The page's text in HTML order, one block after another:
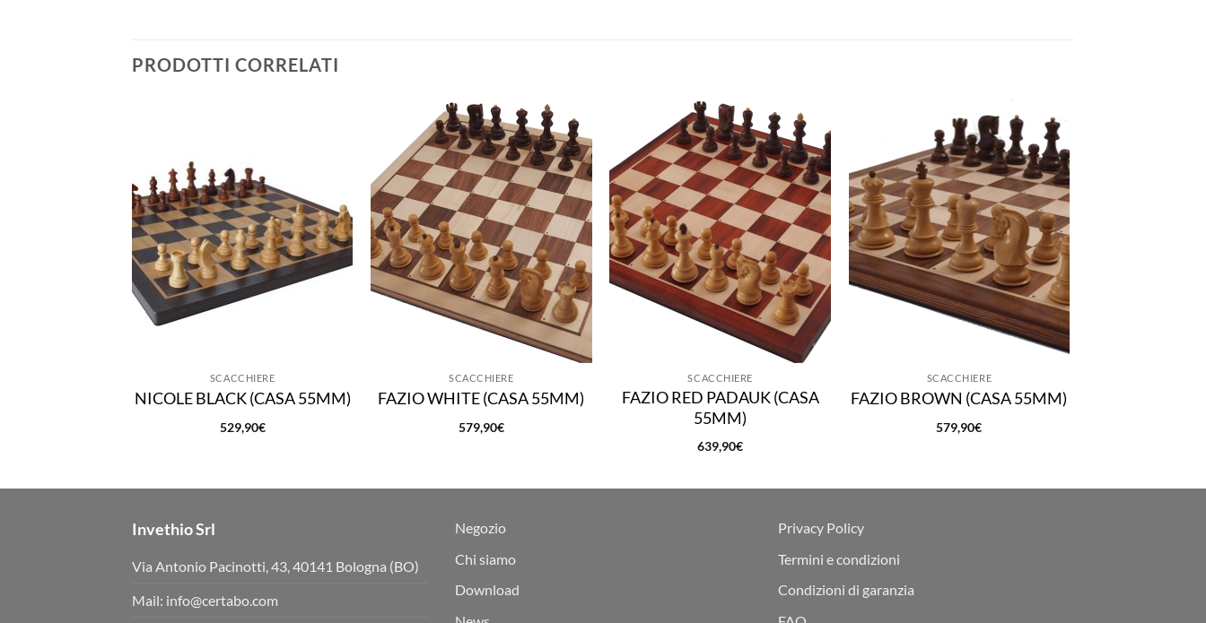
PRODOTTI CORRELATI
SCACCHIERE
NICOLE BLACK (CASA 55MM)
529,90€
Aggiungi
alla lista
dei
desideri
SCACCHIERE
FAZIO WHITE (CASA 55MM)
579,90€
Aggiungi
alla lista
dei
desideri
SCACCHIERE
FAZIO RED PADAUK (CASA
55MM)
639,90€
Aggiungi
alla lista
dei
desideri
SCACCHIERE
FAZIO BROWN (CASA 55MM)
579,90€
Invethio Srl
Via Antonio Pacinotti, 43, 40141 Bologna (BO)
Mail: info@certabo.com
Negozio
Chi siamo
Download
Privacy Policy
Termini e condizioni
Condizioni di garanzia